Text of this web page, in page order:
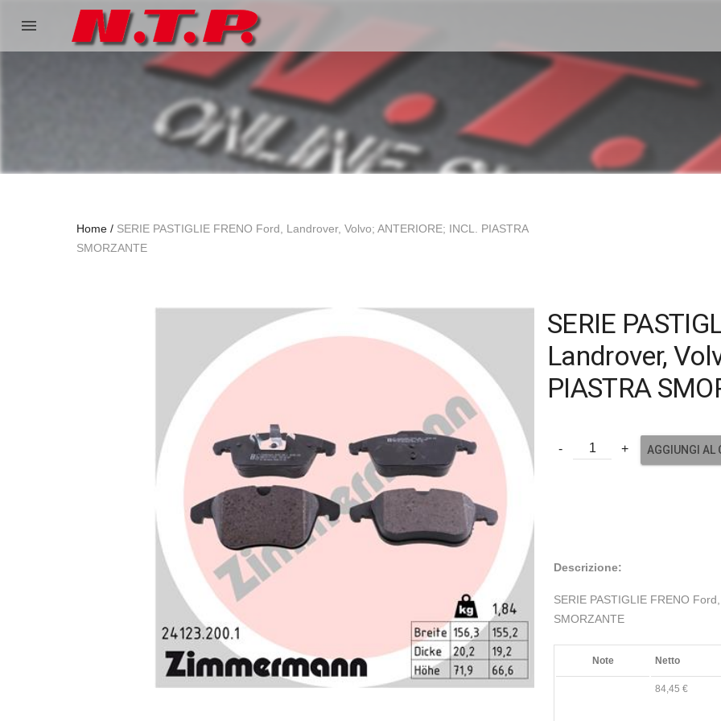
menu
Home
SERIE PASTIGLIE FRENO Ford, Landrover, Volvo; ANTERIORE; INCL. PIASTRA
SMORZANTE
SERIE
Landrover,
PIASTRA
AGGIUNGI AL
Descrizione:
SERIE PASTIGLIE FRENO
SMORZANTE
Note Netto
84,45 €